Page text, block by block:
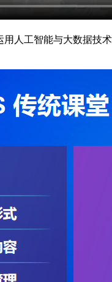
人工智能与大数据技